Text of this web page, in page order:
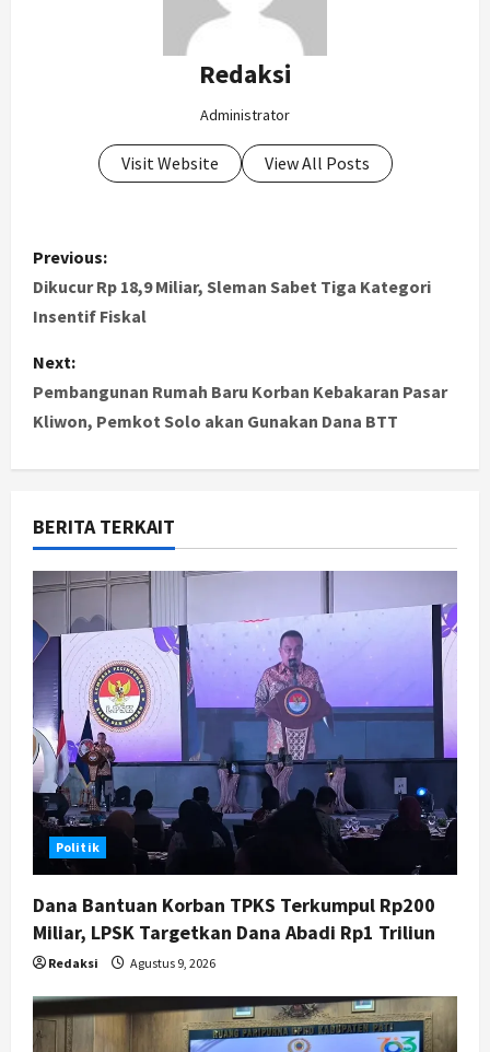
Redaksi
Administrator
Visit Website View All Posts
P
o
t
n
a
v
i
g
a
t
i
o
n
Previous:
Dikucur Rp 18,9 Miliar, Sleman Sabet Tiga Kategori
Insentif Fiskal
Next:
Pembangunan Rumah Baru Korban Kebakaran Pasar
Kliwon, Pemkot Solo akan Gunakan Dana BTT
BERITA TERKAIT
Politik
Dana Bantuan Korban TPKS Terkumpul Rp200
Miliar, LPSK Targetkan Dana Abadi Rp1 Triliun
Redaksi Agustus 9, 2026